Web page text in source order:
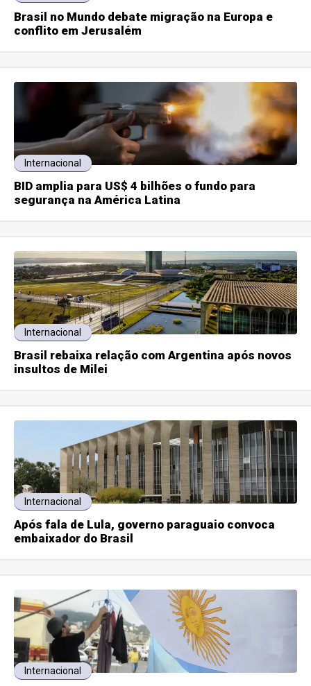
Brasil no Mundo debate migração na Europa e
conflito em Jerusalém
Internacional
BID amplia para US$ 4 bilhões o fundo para
segurança na América Latina
Internacional
Brasil rebaixa relação com Argentina após novos
insultos de Milei
Internacional
Após fala de Lula, governo paraguaio convoca
embaixador do Brasil
Internacional